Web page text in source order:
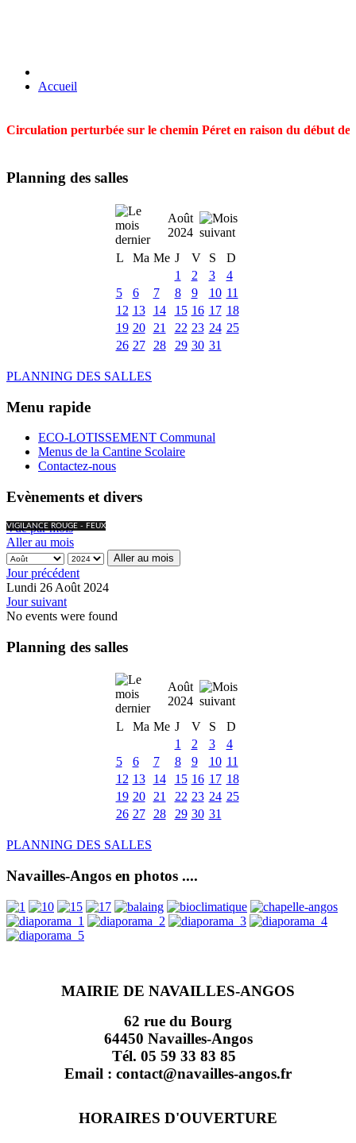
Accueil
Circulation perturbée sur le chemin Péret en raison du début
Planning des salles
Août
2024
L
Ma Me J V S
D
1
2 3
4
5
6 7 8 9 10 11
12 13 14 15 16 17 18
19 20 21 22 23 24 25
26 27 28 29 30 31
PLANNING DES SALLES
Menu rapide
ECO-LOTISSEMENT Communal
Menus de la Cantine Scolaire
Contactez-nous
Evènements et divers
VIGILANCE ROUGE - FEUX
Vue par mois
Aller au mois
Aller au mois
Jour précédent
Lundi 26 Août 2024
Jour suivant
No events were found
Planning des salles
Août
2024
L
Ma Me J V S
D
1
2 3
4
5
6 7 8 9 10 11
12 13 14 15 16 17 18
19 20 21 22 23 24 25
26 27 28 29 30 31
PLANNING DES SALLES
Navailles-Angos en photos ....
MAIRIE DE NAVAILLES-ANGOS
62 rue du Bourg
64450 Navailles-Angos
Tél. 05 59 33 83 85
Email : contact@navailles-angos.fr
HORAIRES D'OUVERTURE